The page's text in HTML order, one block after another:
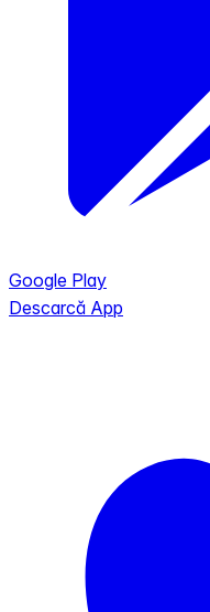
Google Play
Descarcă App